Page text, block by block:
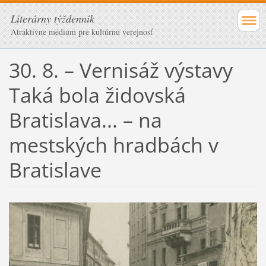
Literárny týždenník
Atraktívne médium pre kultúrnu verejnosť
30. 8. – Vernisáž výstavy
Taká bola židovská
Bratislava... – na
mestských hradbách v
Bratislave